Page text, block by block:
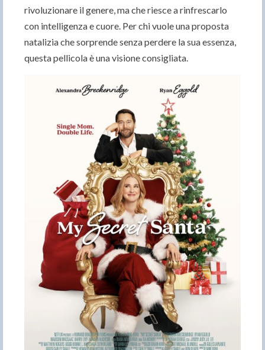
rivoluzionare il genere, ma che riesce a rinfrescarlo
con intelligenza e cuore. Per chi vuole una proposta
natalizia che sorprende senza perdere la sua essenza,
questa pellicola è una visione consigliata.